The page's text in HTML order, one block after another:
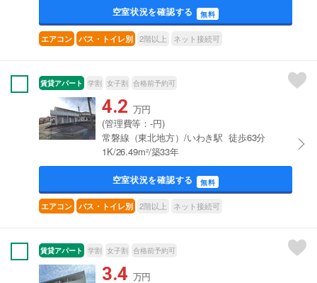
空室状況を確認する 無料
エアコン バス・トイレ別 2階以上 ネット接続可
賃貸アパート 学割 女子割 合格前予約可
4.2 万円
(管理費等：-円)
常磐線（東北地方）/いわき駅 徒歩63分
1K/26.49m²/築33年
空室状況を確認する 無料
エアコン バス・トイレ別 2階以上 ネット接続可
賃貸アパート 学割 女子割 合格前予約可
3.4 万円